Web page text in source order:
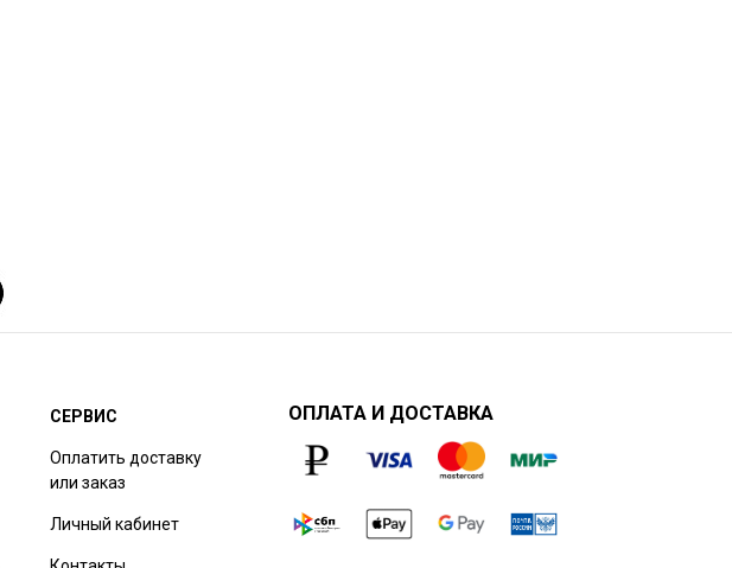
СЕРВИС
Оплатить доставку
или заказ
Личный кабинет
ОПЛАТА И ДОСТАВКА